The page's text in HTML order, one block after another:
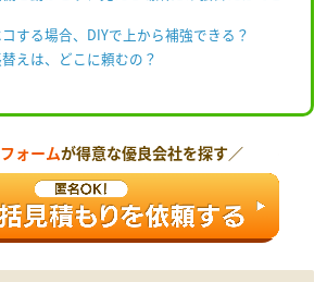
する場合、DIYで上から補強できる？
えは、どこに頼むの？
ォームが得意な優良会社を探す／